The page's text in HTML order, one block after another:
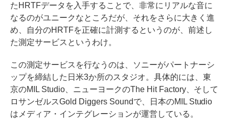
たHRTFデータを入手することで、非常にリアルな音に
なるのがユニークなところだが、それをさらに大きく進
め、自分のHRTFを正確に計測するというのが、前述し
た測定サービスというわけ。
この測定サービスを行なうのは、ソニーがパートナーシ
ップを締結した日米3か所のスタジオ。具体的には、東
京のMIL Studio、ニューヨークのThe Hit Factory、そして
ロサンゼルスGold Diggers Soundで、日本のMIL Studio
はメディア・インテグレーションが運営している。